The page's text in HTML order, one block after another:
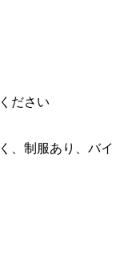
ださい
、制服あり、バイ